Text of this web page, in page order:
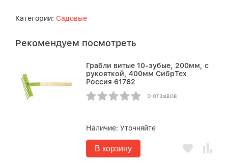
Категории: Садовые
Рекомендуем посмотреть
Грабли витые 10-зубые, 200мм, с
рукояткой, 400мм СибрТех
Россия 61762
0 отзывов
Наличие:Уточняйте
В корзину